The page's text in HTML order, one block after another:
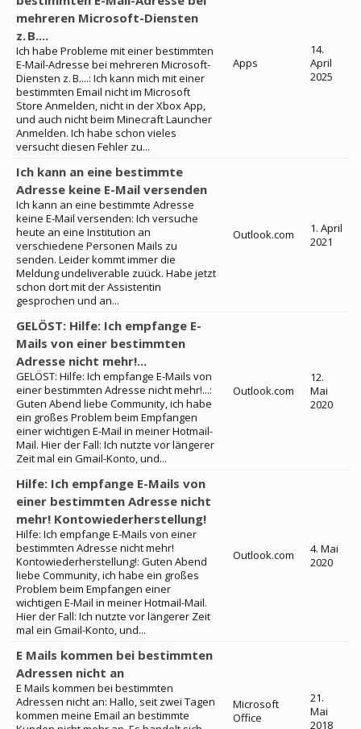
mehreren Microsoft-Diensten
z. B....
Ich habe Probleme mit einer bestimmten
E-Mail-Adresse bei mehreren Microsoft-
Diensten z. B....: Ich kann mich mit einer
bestimmten Email nicht im Microsoft
Store Anmelden, nicht in der Xbox App,
und auch nicht beim Minecraft Launcher
Anmelden. Ich habe schon vieles
versucht diesen Fehler zu...
Apps
14.
April
2025
Ich kann an eine bestimmte
Adresse keine E-Mail versenden
Ich kann an eine bestimmte Adresse
keine E-Mail versenden: Ich versuche
heute an eine Institution an
verschiedene Personen Mails zu
senden. Leider kommt immer die
Meldung undeliverable zuück. Habe jetzt
schon dort mit der Assistentin
gesprochen und an...
Outlook.com
1. April
2021
GELÖST: Hilfe: Ich empfange E-
Mails von einer bestimmten
Adresse nicht mehr!...
GELÖST: Hilfe: Ich empfange E-Mails von
einer bestimmten Adresse nicht mehr!...:
Guten Abend liebe Community, ich habe
ein großes Problem beim Empfangen
einer wichtigen E-Mail in meiner Hotmail-
Mail. Hier der Fall: Ich nutzte vor längerer
Zeit mal ein Gmail-Konto, und...
Outlook.com
12.
Mai
2020
Hilfe: Ich empfange E-Mails von
einer bestimmten Adresse nicht
mehr! Kontowiederherstellung!
Hilfe: Ich empfange E-Mails von einer
bestimmten Adresse nicht mehr!
Kontowiederherstellung!: Guten Abend
liebe Community, ich habe ein großes
Problem beim Empfangen einer
wichtigen E-Mail in meiner Hotmail-Mail.
Hier der Fall: Ich nutzte vor längerer Zeit
mal ein Gmail-Konto, und...
Outlook.com
4. Mai
2020
E Mails kommen bei bestimmten
Adressen nicht an
E Mails kommen bei bestimmten
Adressen nicht an: Hallo, seit zwei Tagen
kommen meine Email an bestimmte
Microsoft
Office
21.
Mai
2018